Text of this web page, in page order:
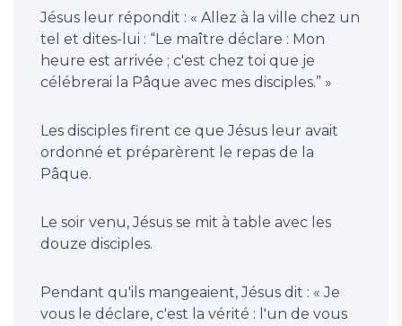
Jésus leur répondit : « Allez à la ville chez un
tel et dites-lui : “Le maître déclare : Mon
heure est arrivée ; c'est chez toi que je
célébrerai la Pâque avec mes disciples.” »
Les disciples firent ce que Jésus leur avait
ordonné et préparèrent le repas de la
Pâque.
Le soir venu, Jésus se mit à table avec les
douze disciples.
Pendant qu'ils mangeaient, Jésus dit : « Je
vous le déclare, c'est la vérité : l'un de vous